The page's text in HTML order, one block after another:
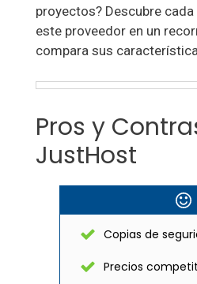
proyectos? Descubre
este proveedor en un
compara sus
Pros y
JustHost
Copias de
Precios